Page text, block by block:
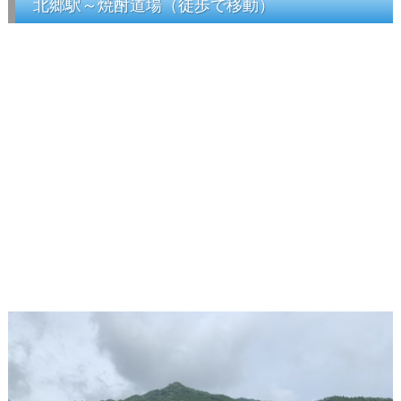
北郷駅～焼酎道場（徒歩で移動）